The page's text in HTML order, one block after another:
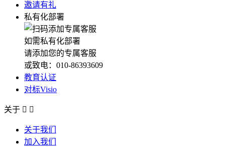
邀请有礼
私有化部署
如需私有化部署
请添加您的专属客服
或致电：010-86393609
教育认证
对标Visio
关于  
关于我们
加入我们